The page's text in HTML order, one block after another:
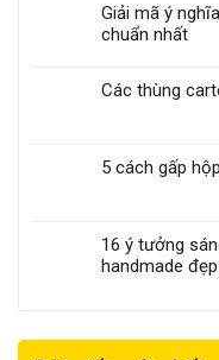
Giải mã ý
chuẩn nhất
Các thùng
5 cách gấp
16 ý tưởng
handmade